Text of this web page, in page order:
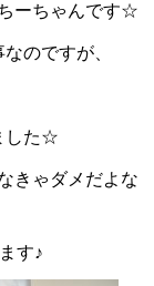
ーちゃんです☆
のですが、
した☆
きゃダメだよな
す♪